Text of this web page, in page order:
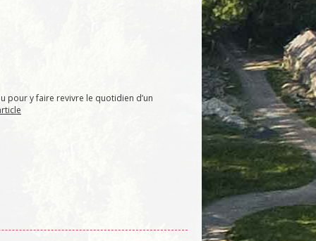
pour y faire revivre le quotidien d’un